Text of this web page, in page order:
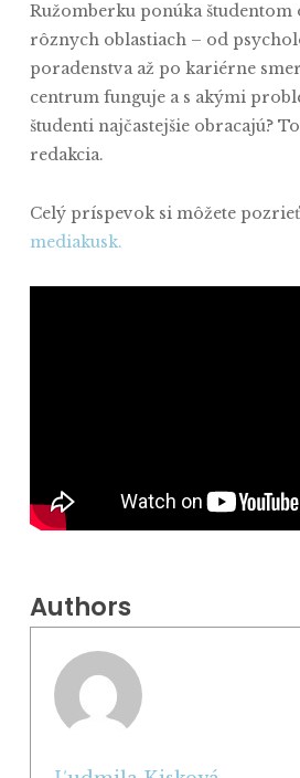
Ružomberku ponúka
rôznych oblastiach – od
poradenstva až po kariérne
centrum funguje a s akými
študenti najčastejšie obracajú?
redakcia.
Celý príspevok si môžete
mediakusk.
Authors